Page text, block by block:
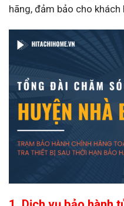
hãng, đảm bảo cho